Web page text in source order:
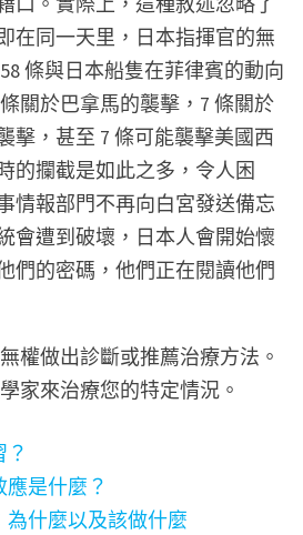
在同一天里，日本指揮官的無
條與日本船隻在菲律賓的動向
關於巴拿馬的襲擊，7 條關於
擊，甚至 7 條可能襲擊美國西
的攔截是如此之多，令人困
情報部門不再向白宮發送備忘
會遭到破壞，日本人會開始懷
們的密碼，他們正在閱讀他們
權做出診斷或推薦治療方法。
家來治療您的特定情況。
是什麼？
什麼以及該做什麼